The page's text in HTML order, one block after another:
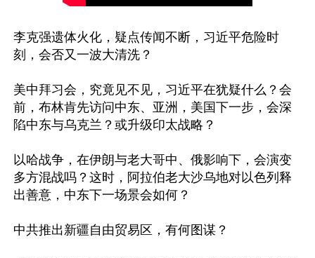
李克强遗体火化，疑点传闻不断，习近平危险时
刻，会否又一波大清洗？
美中拜习会，究竟见不见，习近平在犹疑什么？会
前，布林肯先访问中东、亚洲，美国下一步，会深
陷中东与乌克兰？或升级印太战略？
以哈战争，在伊朗与老大哥中、俄影响下，会演变
多方混战吗？这时，阿拉伯老大沙乌地对以色列释
出善意，中东下一场景会如何？
中共推出新疆自由贸易区，有何图谋？